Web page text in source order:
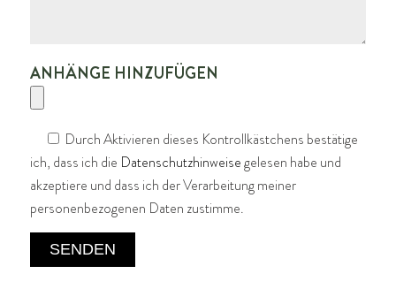
ANHÄNGE HINZUFÜGEN
Durch Aktivieren dieses Kontrollkästchens bestätige
ich, dass ich die Datenschutzhinweisegelesen habe und
akzeptiere und dass ich der Verarbeitung meiner
personenbezogenen Daten zustimme.